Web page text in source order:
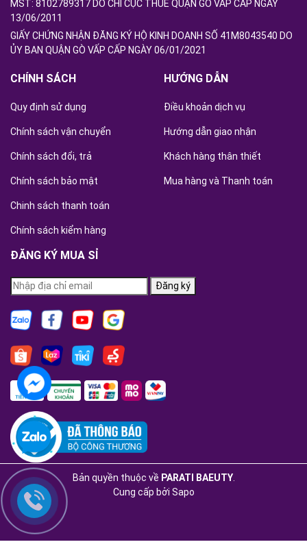
MST: 8102789317 DO CHI CỤC THUẾ QUẬN GÒ VẤP CẤP NGÀY
13/06/2011
GIẤY CHỨNG NHẬN ĐĂNG KÝ HỘ KINH DOANH SỐ 41M8043540 DO
ỦY BAN QUẬN GÒ VẤP CẤP NGÀY 06/01/2021
CHÍNH SÁCH
Quy định sử dụng
Chính sách vận chuyển
Chính sách đổi, trả
Chính sách bảo mật
Chinh sách thanh toán
Chính sách kiểm hàng
HƯỚNG DẪN
Điều khoản dịch vụ
Hướng dẫn giao nhận
Khách hàng thân thiết
Mua hàng và Thanh toán
ĐĂNG KÝ MUA SỈ
Đăng ký
Bản quyền thuộc về PARATI BAEUTY.
Cung cấp bởi Sapo